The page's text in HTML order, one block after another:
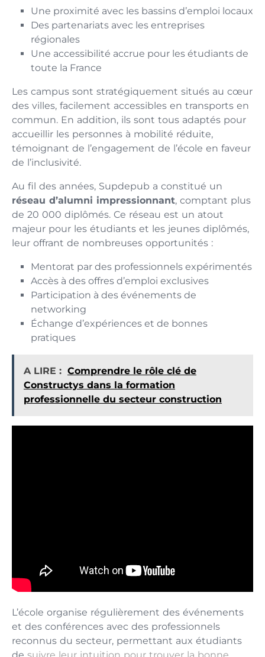
Une proximité avec les bassins d’emploi locaux
Des partenariats avec les entreprises
régionales
Une accessibilité accrue pour les étudiants de
toute la France
Les campus sont stratégiquement situés au cœur
des villes, facilement accessibles en transports en
commun. En addition, ils sont tous adaptés pour
accueillir les personnes à mobilité réduite,
témoignant de l’engagement de l’école en faveur
de l’inclusivité.
Au fil des années, Supdepub a constitué un
réseau d’alumni impressionnant, comptant plus
de 20 000 diplômés. Ce réseau est un atout
majeur pour les étudiants et les jeunes diplômés,
leur offrant de nombreuses opportunités :
Mentorat par des professionnels expérimentés
Accès à des offres d’emploi exclusives
Participation à des événements de
networking
Échange d’expériences et de bonnes
pratiques
A LIRE : Comprendre le rôle clé de
Constructys dans la formation
professionnelle du secteur construction
L’école organise régulièrement des événements
et des conférences avec des professionnels
reconnus du secteur, permettant aux étudiants
de suivre leur intuition pour trouver la bonne